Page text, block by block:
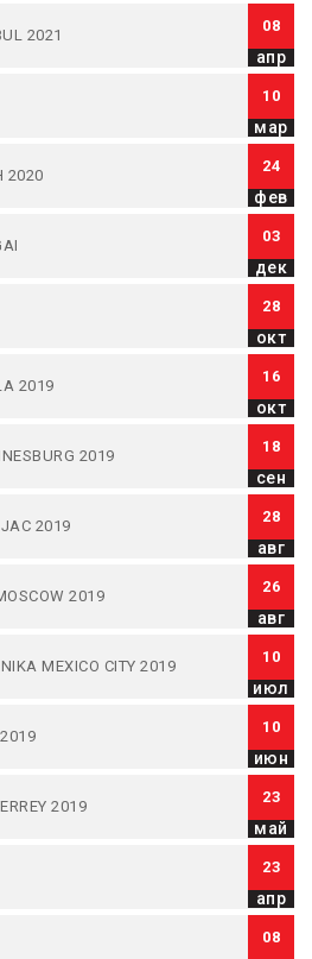
2021
08
апр
10
мар
2020
24
фев
03
дек
28
окт
2019
16
окт
2019
18
сен
2019
28
авг
2019
26
авг
MEXICO CITY 2019
10
июл
10
июн
2019
23
май
23
апр
08